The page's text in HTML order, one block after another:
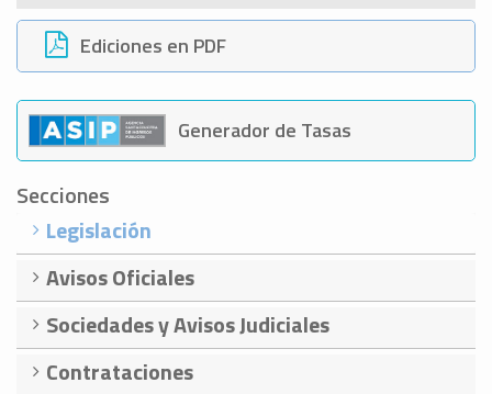
Ediciones en PDF
Generador de Tasas
Secciones
Legislación
Avisos Oficiales
Sociedades y Avisos Judiciales
Contrataciones